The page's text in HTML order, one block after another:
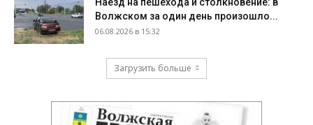
Волжском за один день произошло...
06.08.2026 в 15:32
Загрузить больше